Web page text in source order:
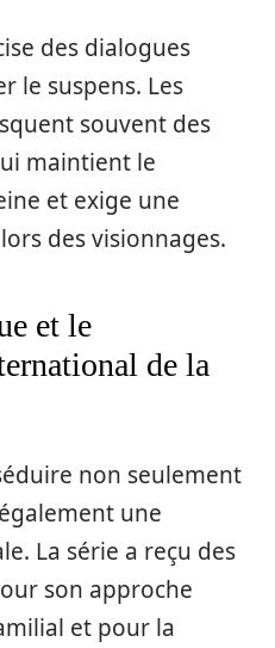
des dialogues
le suspens. Les
souvent des
maintient le
et exige une
des visionnages.
et le
de la
non seulement
une
La série a reçu des
son approche
et pour la